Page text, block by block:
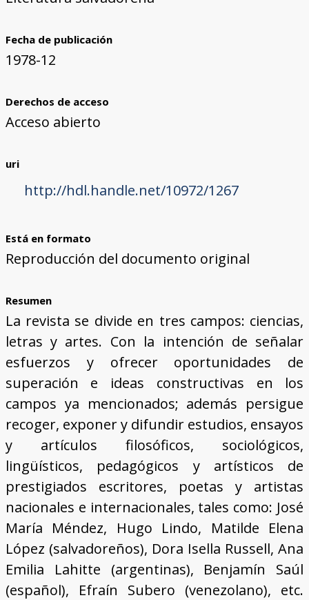
Fecha de publicación
1978-12
Derechos de acceso
Acceso abierto
uri
http://hdl.handle.net/10972/1267
Está en formato
Reproducción del documento original
Resumen
La revista se divide en tres campos: ciencias,
letras y artes. Con la intención de señalar
esfuerzos y ofrecer oportunidades de
superación e ideas constructivas en los
campos ya mencionados; además persigue
recoger, exponer y difundir estudios, ensayos
y artículos filosóficos, sociológicos,
lingüísticos, pedagógicos y artísticos de
prestigiados escritores, poetas y artistas
nacionales e internacionales, tales como: José
María Méndez, Hugo Lindo, Matilde Elena
López (salvadoreños), Dora Isella Russell, Ana
Emilia Lahitte (argentinas), Benjamín Saúl
(español), Efraín Subero (venezolano), etc.